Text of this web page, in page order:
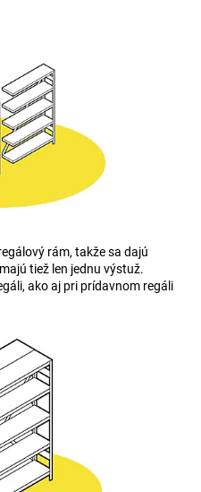
rám, takže sa dajú
tiež len jednu výstuž.
ako aj pri prídavnom regáli